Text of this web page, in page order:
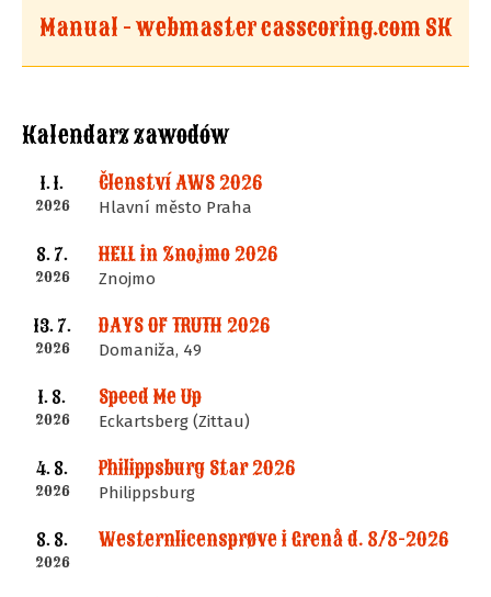
Manual - webmaster casscoring.com SK
Kalendarz zawodów
1. 1.
2026
Členství AWS 2026
Hlavní město Praha
8. 7.
2026
HELL in Znojmo 2026
Znojmo
13. 7.
2026
DAYS OF TRUTH 2026
Domaniža, 49
1. 8.
2026
Speed Me Up
Eckartsberg (Zittau)
4. 8.
2026
Philippsburg Star 2026
Philippsburg
8. 8.
2026
Westernlicensprøve i Grenå d. 8/8-2026